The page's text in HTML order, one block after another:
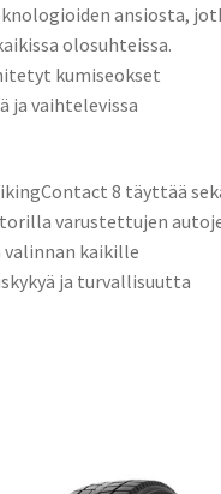
ansiosta,
olosuhteissa.
kumiseokset
ja vaihtelevissa
8 täyttää
varustettujen
kaikille
ja turvallisuutta